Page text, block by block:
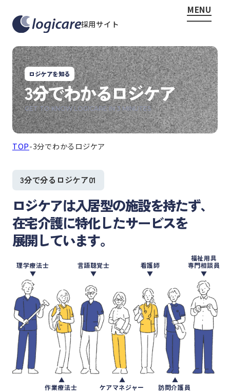
採用サイト
MENU
ロジケアを知る
3分でわかるロジケア
GET TO KNOW LOGICARE IN 3 MINUTES
TOP-3分でわかるロジケア
3分で分るロジケア01
ロジケアは入居型の施設を持たず、
在宅介護に特化したサービスを
展開しています。
理学療法士
作業療法士
言語聴覚士
ケアマネジャー
看護師
訪問介護員
福祉用具
専門相談員